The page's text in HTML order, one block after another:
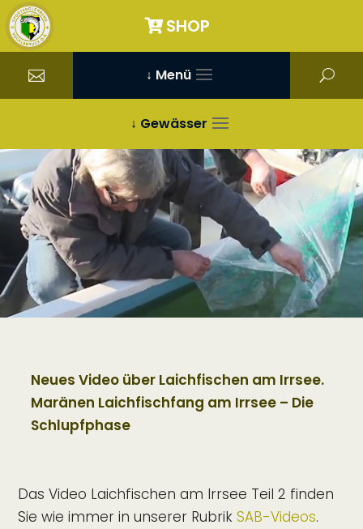
SHOP
↓ Menü
↓ Gewässer
Neues Video über Laichfischen am Irrsee.
Maränen Laichfischfang am Irrsee – Die
Schlupfphase
Das Video Laichfischen am Irrsee Teil 2 finden
Sie wie immer in unserer RubrikSAB-Videos.